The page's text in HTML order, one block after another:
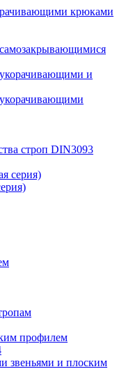
крюками
и
строп DIN3093
серия)
профилем
звеньями и плоским